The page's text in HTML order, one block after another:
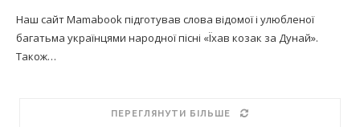
Наш сайт Mamabook підготував слова відомої і улюбленої
багатьма українцями народної пісні «Їхав козак за Дунай».
Також…
ПЕРЕГЛЯНУТИ БІЛЬШЕ